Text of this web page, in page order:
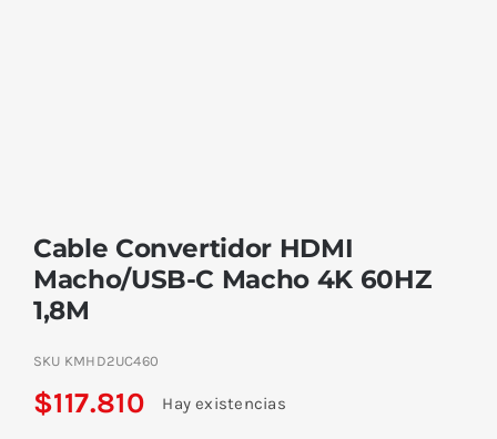
Cable Convertidor HDMI
Macho/USB-C Macho 4K 60HZ
1,8M
SKU KMHD2UC460
$117.810 Hay existencias